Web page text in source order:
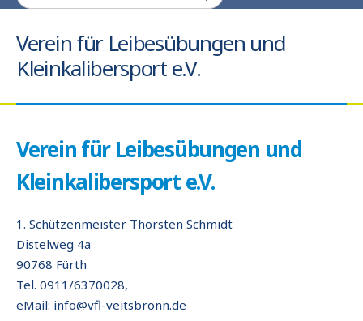
Verein für Leibesübungen und
Kleinkalibersport e.V.
Verein für Leibesübungen und
Kleinkalibersport e.V.
1. Schützenmeister Thorsten Schmidt
Distelweg 4a
90768 Fürth
Tel. 0911/6370028,
eMail: info@vfl-veitsbronn.de